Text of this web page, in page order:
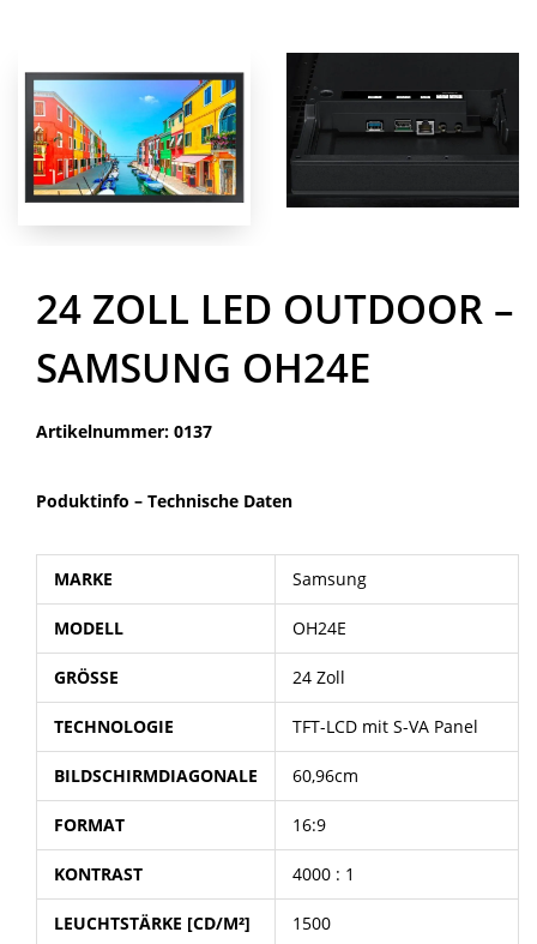
24 ZOLL LED OUTDOOR –
SAMSUNG OH24E
Artikelnummer: 0137
Poduktinfo – Technische Daten
MARKE Samsung
MODELL OH24E
GRÖSSE 24 Zoll
TECHNOLOGIE TFT-LCD mit S-VA Panel
BILDSCHIRMDIAGONALE 60,96cm
FORMAT 16:9
KONTRAST 4000 : 1
LEUCHTSTÄRKE [CD/M²] 1500